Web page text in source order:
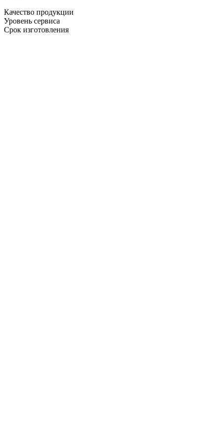
Качество продукции
Уровень сервиса
Срок изготовления